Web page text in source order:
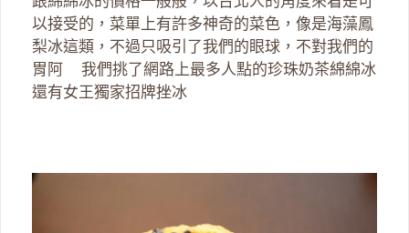
以接受的，菜單上有許多神奇的菜色，像是海藻鳳
梨冰這類，不過只吸引了我們的眼球，不對我們的
胃阿 我們挑了網路上最多人點的珍珠奶茶綿綿冰
還有女王獨家招牌挫冰